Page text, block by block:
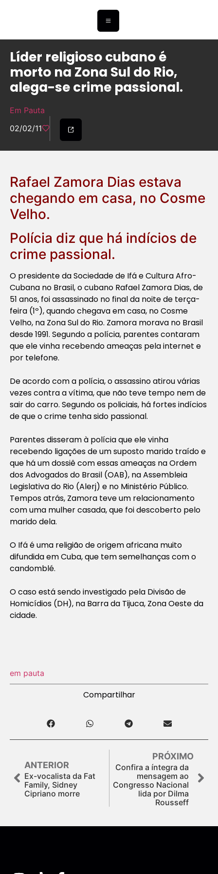
Líder religioso cubano é
morto na Zona Sul do Rio,
alega-se crime passional.
Em Pauta
02/02/11
Rafael Zamora Dias estava
chegando em casa, no Cosme
Velho.
Polícia diz que há indícios de
crime passional.
O presidente da Sociedade de Ifá e Cultura Afro-
Cubana no Brasil, o cubano Rafael Zamora Dias, de
51 anos, foi assassinado no final da noite de terça-
feira (1º), quando chegava em casa, no Cosme
Velho, na Zona Sul do Rio. Zamora morava no Brasil
desde 1991. Segundo a polícia, parentes contaram
que ele vinha recebendo ameaças pela internet e
por telefone.
De acordo com a polícia, o assassino atirou várias
vezes contra a vítima, que não teve tempo nem de
sair do carro. Segundo os policiais, há fortes indícios
de que o crime tenha sido passional.
Parentes disseram à polícia que ele vinha
recebendo ligações de um suposto marido traído e
que há um dossiê com essas ameaças na Ordem
dos Advogados do Brasil (OAB), na Assembleia
Legislativa do Rio (Alerj) e no Ministério Público.
Tempos atrás, Zamora teve um relacionamento
com uma mulher casada, que foi descoberto pelo
marido dela.
O Ifá é uma religião de origem africana muito
difundida em Cuba, que tem semelhanças com o
candomblé.
O caso está sendo investigado pela Divisão de
Homicídios (DH), na Barra da Tijuca, Zona Oeste da
cidade.
em pauta
Compartilhar
ANTERIOR
Ex-vocalista da Fat
Family, Sidney
Cipriano morre
PRÓXIMO
Confira a íntegra da
mensagem ao
Congresso Nacional
lida por Dilma
Rousseff